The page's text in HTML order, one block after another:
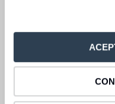
Público Colectivo
accidentes las 24
Consulta las coberturas